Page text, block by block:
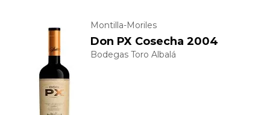
Montilla-Moriles
Don PX Cosecha 2004
Bodegas Toro Albalá